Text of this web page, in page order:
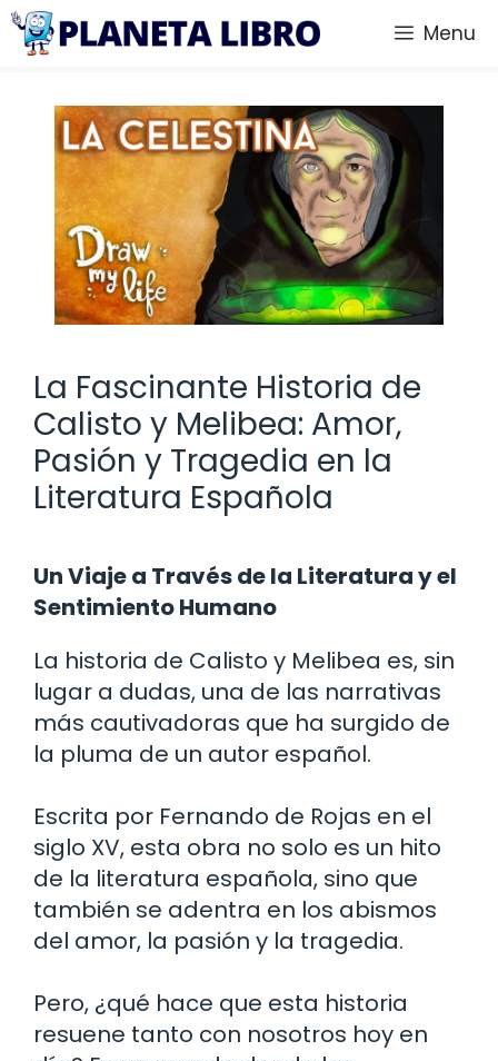
Saltar
Menu
La Fascinante Historia de
Calisto y Melibea: Amor,
Pasión y Tragedia en la
Literatura Española
Un Viaje a Través de la Literatura y el
Sentimiento Humano
La historia de Calisto y Melibea es, sin
lugar a dudas, una de las narrativas
más cautivadoras que ha surgido de
la pluma de un autor español.
Escrita por Fernando de Rojas en el
siglo XV, esta obra no solo es un hito
de la literatura española, sino que
también se adentra en los abismos
del amor, la pasión y la tragedia.
Pero, ¿qué hace que esta historia
resuene tanto con nosotros hoy en